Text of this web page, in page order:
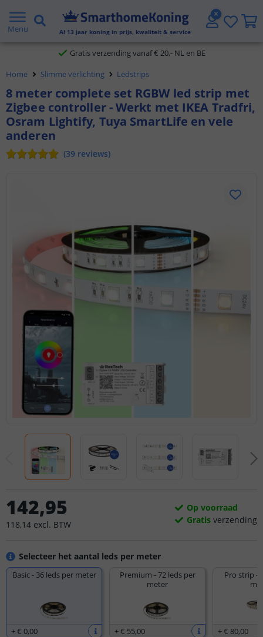
Menu Al 13 jaar koning in prijs, kwaliteit & service
Gratis verzending vanaf € 20,- NL en BE
Voor 23:45 uur besteld,morgen in huis
Home Slimme verlichting Ledstrips
8 meter complete set RGBW led strip met
Zigbee controller - Werkt met IKEA Tradfri,
Osram Lightify, Tuya SmartLife en vele
anderen
(39 reviews)
Selecteer het aantal leds per meter
Basic - 36 leds per meter
+€ 0,00
Premium - 72 leds per
meter
+€ 55,00
Pro strip -
+€ 80,00
142,95
118,14 excl. BTW
Op voorraad
Gratis verzending